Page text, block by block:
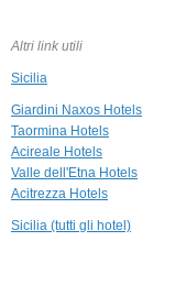
Taormina
Altri link utili
Sicilia
Giardini Naxos Hotels
Taormina Hotels
Acireale Hotels
Valle dell'Etna Hotels
Acitrezza Hotels
Sicilia (tutti gli hotel)